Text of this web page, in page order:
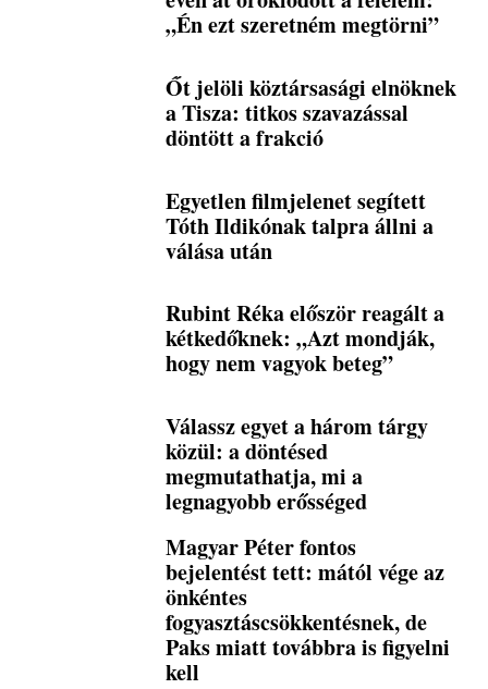
„Én ezt szeretném megtörni”
Őt jelöli köztársasági elnöknek
a Tisza: titkos szavazással
döntött a frakció
Egyetlen filmjelenet segített
Tóth Ildikónak talpra állni a
válása után
Rubint Réka először reagált a
kétkedőknek: „Azt mondják,
hogy nem vagyok beteg”
Válassz egyet a három tárgy
közül: a döntésed
megmutathatja, mi a
legnagyobb erősséged
Magyar Péter fontos
bejelentést tett: mától vége az
önkéntes
fogyasztáscsökkentésnek, de
Paks miatt továbbra is figyelni
kell